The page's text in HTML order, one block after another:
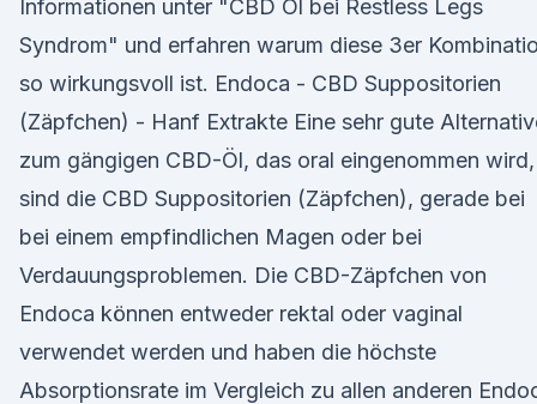
Informationen unter "CBD Öl bei Restless Legs
Syndrom" und erfahren warum diese 3er
so wirkungsvoll ist. Endoca - CBD Suppositorien
(Zäpfchen) - Hanf Extrakte Eine sehr gute
zum gängigen CBD-Öl, das oral eingenommen wird,
sind die CBD Suppositorien (Zäpfchen), gerade bei
bei einem empfindlichen Magen oder bei
Verdauungsproblemen. Die CBD-Zäpfchen von
Endoca können entweder rektal oder vaginal
verwendet werden und haben die höchste
Absorptionsrate im Vergleich zu allen anderen